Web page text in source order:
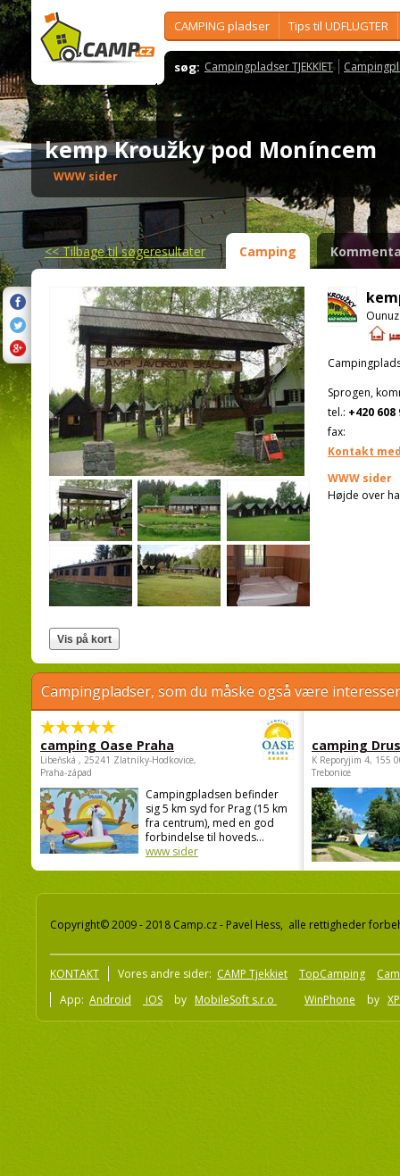
CAMPING pladser Tips til UDFLUGTER
søg: Campingpladser TJEKKIET
kemp Kroužky pod Moníncem
WWW sider
<<Tilbage til søgeresultater Camping
Sprogen,
tel.: +420 608
fax:
Kontakt
WWW sider
Højde over
Campingpladser, som du måske også være
camping Oase Praha
Libeňská , 25241 Zlatníky-Hodkovice,
Praha-západ
Campingpladsen befinder
sig 5 km syd for Prag (15 km
fra centrum), med en god
forbindelse til hoveds...
www sider
camping
K Reporyjim 4, 155
Trebonice
Copyright© 2009 - 2018 Camp.cz - Pavel Hess, alle rettigheder
KONTAKT Vores andre sider: CAMP Tjekkiet TopCamping
App: Android iOS by MobileSoft s.r.o WinPhone by